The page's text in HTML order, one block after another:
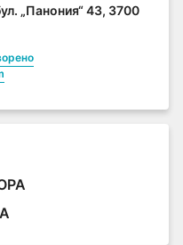
„Панония“ 43, 3700